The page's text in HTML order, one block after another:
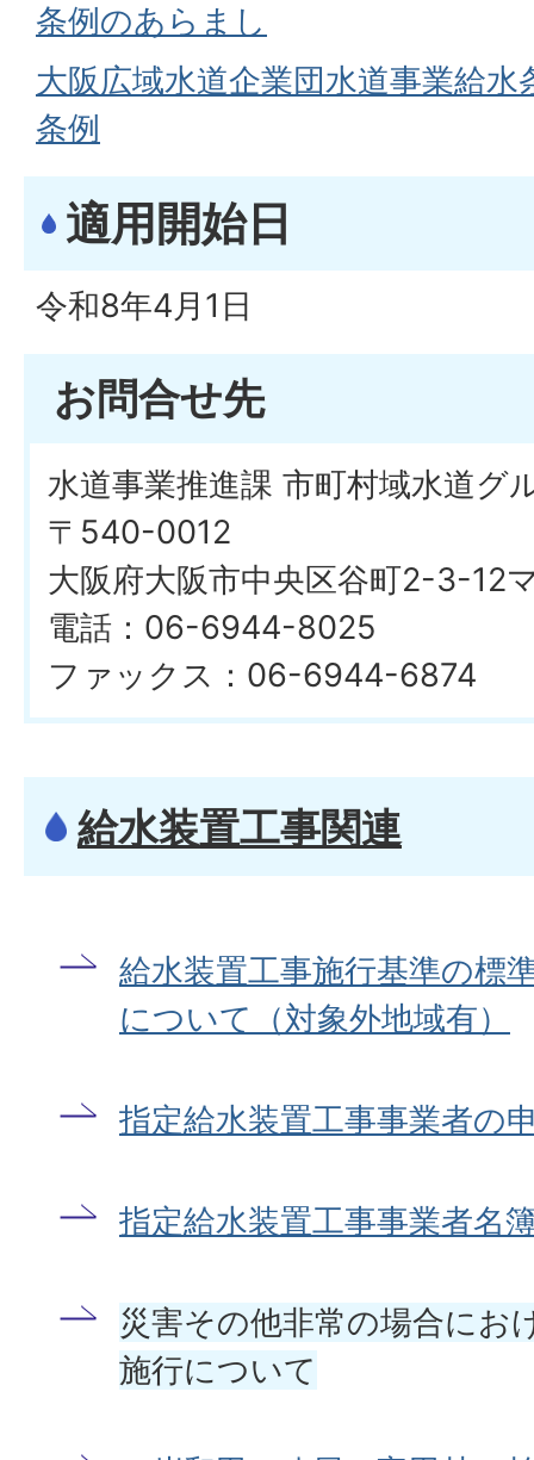
条例のあらまし
大阪広域水道企業団水道事業給
条例
適用開始日
令和8年4月1日
お問合せ先
水道事業推進課 市町村域水道グ
〒540-0012
大阪府大阪市中央区谷町2-3-12
電話：06-6944-8025
ファックス：06-6944-6874
給水装置工事関連
給水装置工事施行基準の標
について（対象外地域有）
指定給水装置工事事業者の
指定給水装置工事事業者名
災害その他非常の場合にお
施行について